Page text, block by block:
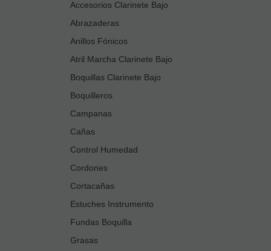
Accesorios Clarinete Bajo
Abrazaderas
Anillos Fónicos
Atril Marcha Clarinete Bajo
Boquillas Clarinete Bajo
Boquilleros
Campanas
Cañas
Control Humedad
Cordones
Cortacañas
Estuches Instrumento
Fundas Boquilla
Grasas